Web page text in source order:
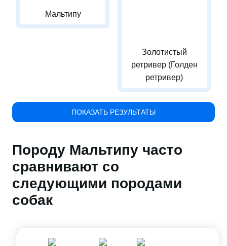
Мальтипу
Золотистый
ретривер (Голден
ретривер)
ПОКАЗАТЬ РЕЗУЛЬТАТЫ
Породу Мальтипу часто
сравнивают со
следующими породами
собак